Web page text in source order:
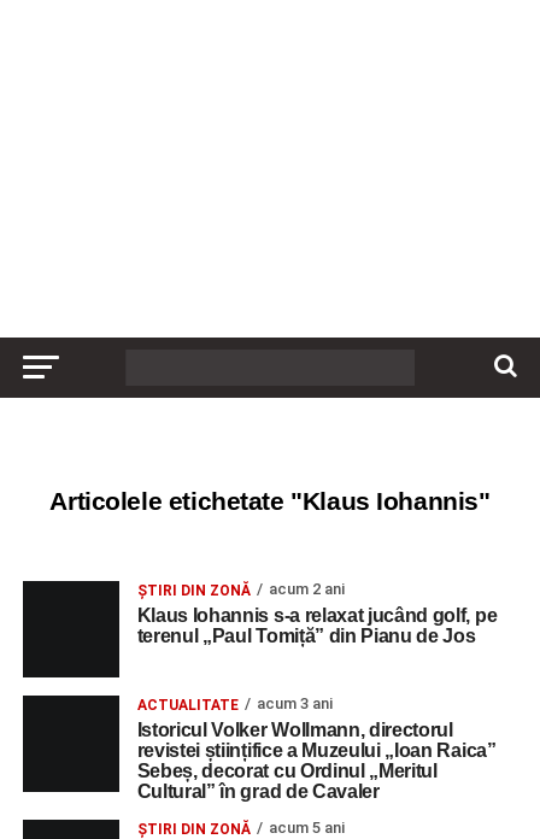
Articolele etichetate "Klaus Iohannis"
ȘTIRI DIN ZONĂ acum 2 ani
Klaus Iohannis s-a relaxat jucând golf, pe
terenul „Paul Tomiță” din Pianu de Jos
ACTUALITATE acum 3 ani
Istoricul Volker Wollmann, directorul
revistei științifice a Muzeului „Ioan Raica”
Sebeș, decorat cu Ordinul „Meritul
Cultural” în grad de Cavaler
ȘTIRI DIN ZONĂ acum 5 ani